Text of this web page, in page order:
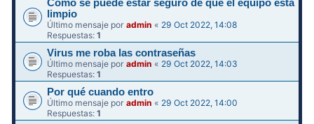
Como se puede estar seguro de que el equipo está
limpio
Último mensaje poradmin « 29 Oct 2022, 14:08
Respuestas:1
Virus me roba las contraseñas
Último mensaje poradmin « 29 Oct 2022, 14:03
Respuestas:1
Por qué cuando entro
Último mensaje poradmin « 29 Oct 2022, 14:00
Respuestas:1